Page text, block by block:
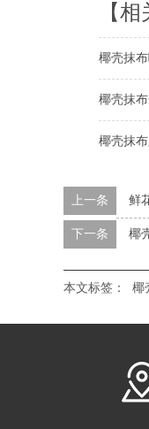
【
椰壳抹
椰壳抹
椰壳抹
上一条 鲜
下一条 椰
本文标签： 椰